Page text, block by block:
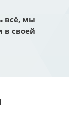
всё, мы
в своей